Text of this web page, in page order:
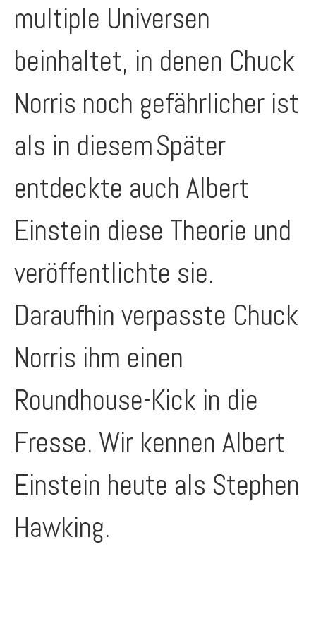
multiple Universen
beinhaltet, in denen Chuck
Norris noch gefährlicher ist
als in diesemSpäter
entdeckte auch Albert
Einstein diese Theorie und
veröffentlichte sie.
Daraufhin verpasste Chuck
Norris ihm einen
Roundhouse-Kick in die
Fresse. Wir kennen Albert
Einstein heute als Stephen
Hawking.